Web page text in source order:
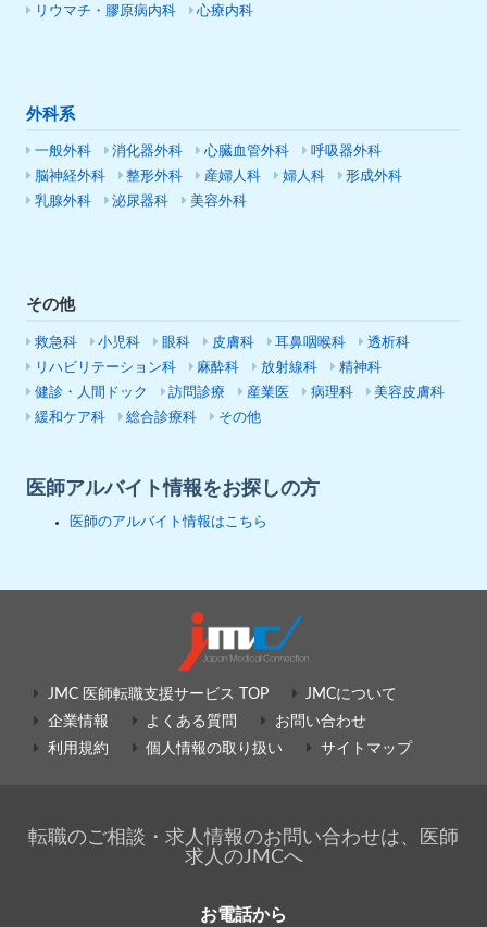
リウマチ・膠原病内科
心療内科
外科系
一般外科 消化器外科 心臓血管外科
呼吸器外科
脳神経外科
整形外科 産婦人科 婦人科
形成外科
乳腺外科
泌尿器科 美容外科
その他
救急科 小児科 眼科 皮膚科 耳鼻咽喉科
透析科
リハビリテーション科
麻酔科 放射線科
精神科
健診・人間ドック
訪問診療 産業医 病理科
美容皮膚科
緩和ケア科
総合診療科 その他
医師アルバイト情報をお探しの方
医師のアルバイト情報はこちら
JMC 医師転職支援サービス TOP
JMCについて
企業情報
よくある質問
お問い合わせ
利用規約
個人情報の取り扱い サイトマップ
転職のご相談・求人情報のお問い合わせは、医師
求人のJMCへ
お電話から